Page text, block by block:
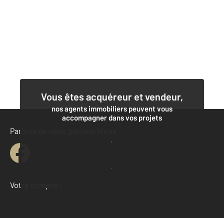
Vous êtes acquéreur et vendeur,
nos agents immobiliers peuvent vous
accompagner dans vos projets
Contacter l'agence
Demander une estimation
Parlons de vous, parlons biens
Votre compte :
Accéder à mon compte